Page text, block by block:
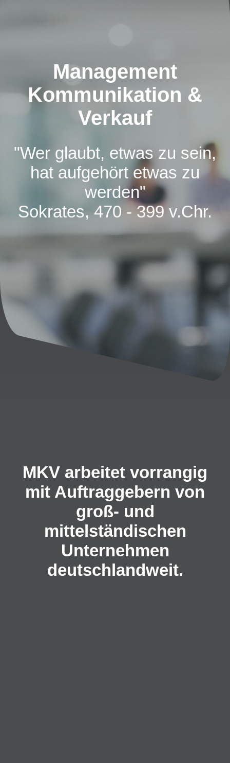
Management
Kommunikation &
Verkauf
"Wer glaubt, etwas zu sein,
hat aufgehört etwas zu
werden"
Sokrates, 470 - 399 v.Chr.
MKV arbeitet vorrangig
mit Auftraggebern von
groß- und
mittelständischen
Unternehmen
deutschlandweit.